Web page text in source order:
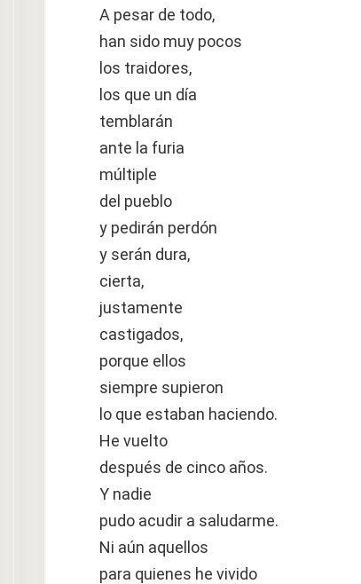
A pesar de todo,
han sido muy pocos
los traidores,
los que un día
temblarán
ante la furia
múltiple
del pueblo
y pedirán perdón
y serán dura,
cierta,
justamente
castigados,
porque ellos
siempre supieron
lo que estaban haciendo.
He vuelto
después de cinco años.
Y nadie
pudo acudir a saludarme.
Ni aún aquellos
para quienes he vivido